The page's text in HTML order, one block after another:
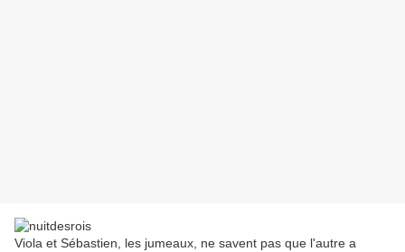
Viola et Sébastien, les jumeaux, ne savent pas que l'autre a